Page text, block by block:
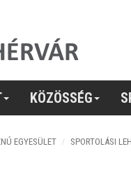
KÖZÖSSÉG
EGYESÜLET SPORTOLÁSI